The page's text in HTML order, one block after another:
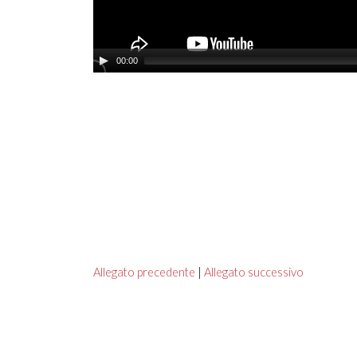
00:00
Allegato precedente | Allegato successivo